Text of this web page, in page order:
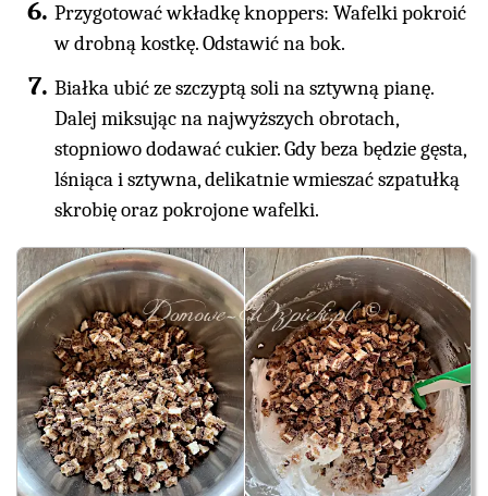
Przygotować wkładkę knoppers: Wafelki pokroić
w drobną kostkę. Odstawić na bok.
Białka ubić ze szczyptą soli na sztywną pianę.
Dalej miksując na najwyższych obrotach,
stopniowo dodawać cukier. Gdy beza będzie gęsta,
lśniąca i sztywna, delikatnie wmieszać szpatułką
skrobię oraz pokrojone wafelki.